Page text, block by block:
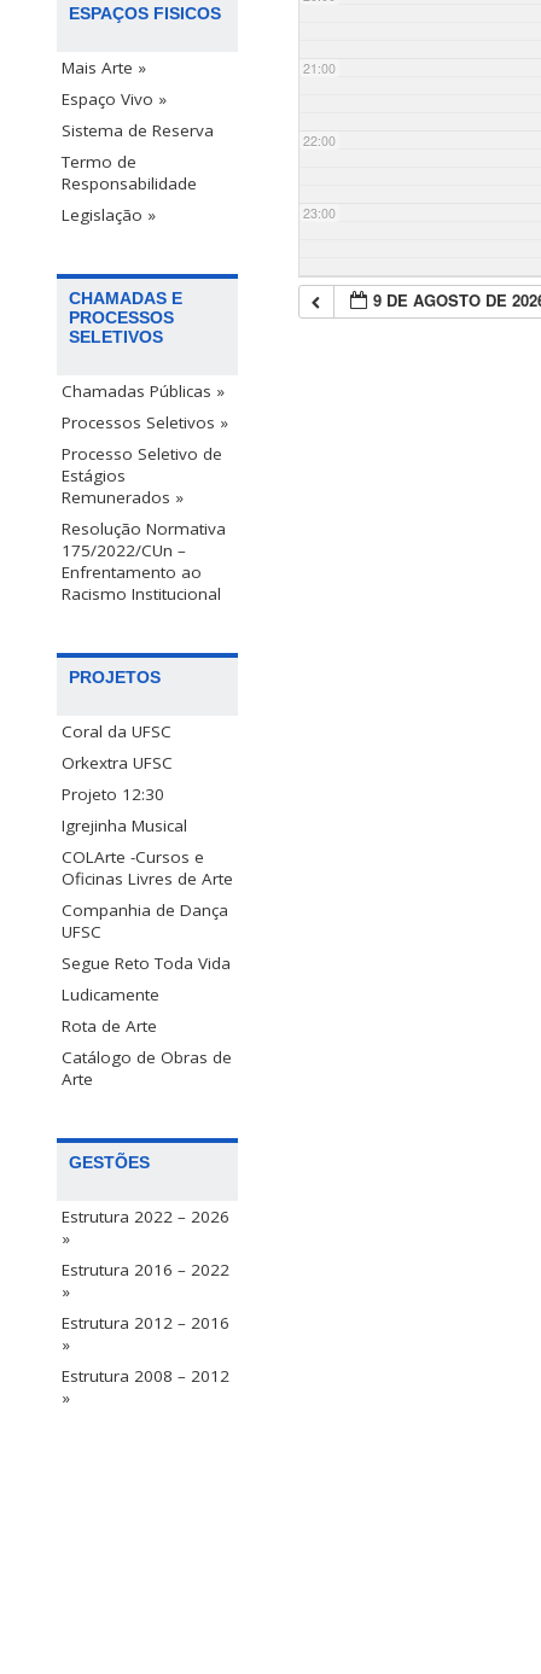
ESPAÇOS FISICOS
Mais Arte »
Espaço Vivo »
Sistema de Reserva
Termo de
Responsabilidade
Legislação »
CHAMADAS E
PROCESSOS
SELETIVOS
Chamadas Públicas »
Processos Seletivos »
Processo Seletivo de
Estágios
Remunerados »
Resolução Normativa
175/2022/CUn –
Enfrentamento ao
Racismo Institucional
PROJETOS
Coral da UFSC
Orkextra UFSC
Projeto 12:30
Igrejinha Musical
COLArte -Cursos e
Oficinas Livres de Arte
Companhia de Dança
UFSC
Segue Reto Toda Vida
Ludicamente
Rota de Arte
Catálogo de Obras de
Arte
GESTÕES
Estrutura 2022 – 2026
»
Estrutura 2016 – 2022
»
Estrutura 2012 – 2016
»
Estrutura 2008 – 2012
»
21:00
22:00
23:00
9 DE AGOSTO DE